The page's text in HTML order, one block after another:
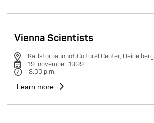
Vienna Scientists
Karlstorbahnhof Cultural Center, Heidelberg
19. november 1999
8:00 p.m.
Learn more